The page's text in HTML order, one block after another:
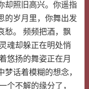
却照旧高兴。你遥指
的岁月里，你舞出发
愁。 频频把酒，飘
魂却躲正在明处悄
悠扬的舞姿正在月
话着模糊的想念，
个不解的缘分了，